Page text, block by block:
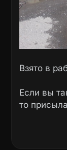
Взято в
Если вы
то